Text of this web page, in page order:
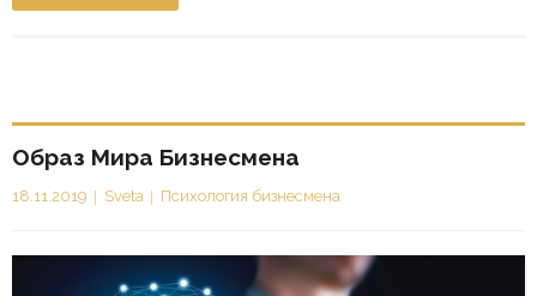
Образ Мира Бизнесмена
18.11.2019 Sveta Психология бизнесмена